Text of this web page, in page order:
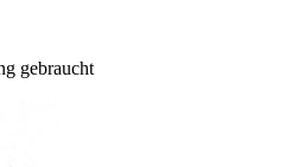
gebraucht